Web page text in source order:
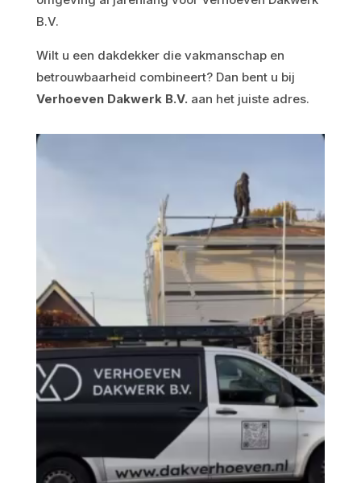
B.V.
Wilt u een dakdekker die vakmanschap en
betrouwbaarheid combineert? Dan bent u bij
Verhoeven Dakwerk B.V. aan het juiste adres.